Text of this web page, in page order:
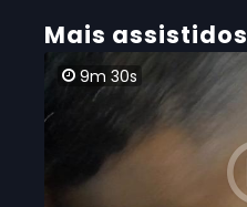
Mais assistidos
9m 30s